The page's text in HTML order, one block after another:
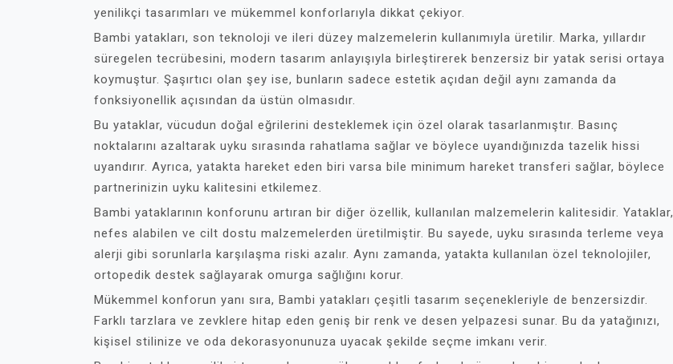
yenilikçi tasarımları ve mükemmel konforlarıyla dikkat çekiyor.
Bambi yatakları, son teknoloji ve ileri düzey malzemelerin kullanımıyla üretilir. Marka, yıllardır
süregelen tecrübesini, modern tasarım anlayışıyla birleştirerek benzersiz bir yatak serisi ortaya
koymuştur. Şaşırtıcı olan şey ise, bunların sadece estetik açıdan değil aynı zamanda da
fonksiyonellik açısından da üstün olmasıdır.
Bu yataklar, vücudun doğal eğrilerini desteklemek için özel olarak tasarlanmıştır. Basınç
noktalarını azaltarak uyku sırasında rahatlama sağlar ve böylece uyandığınızda tazelik hissi
uyandırır. Ayrıca, yatakta hareket eden biri varsa bile minimum hareket transferi sağlar, böylece
partnerinizin uyku kalitesini etkilemez.
Bambi yataklarının konforunu artıran bir diğer özellik, kullanılan malzemelerin kalitesidir. Yataklar,
nefes alabilen ve cilt dostu malzemelerden üretilmiştir. Bu sayede, uyku sırasında terleme veya
alerji gibi sorunlarla karşılaşma riski azalır. Aynı zamanda, yatakta kullanılan özel teknolojiler,
ortopedik destek sağlayarak omurga sağlığını korur.
Mükemmel konforun yanı sıra, Bambi yatakları çeşitli tasarım seçenekleriyle de benzersizdir.
Farklı tarzlara ve zevklere hitap eden geniş bir renk ve desen yelpazesi sunar. Bu da yatağınızı,
kişisel stilinize ve oda dekorasyonunuza uyacak şekilde seçme imkanı verir.